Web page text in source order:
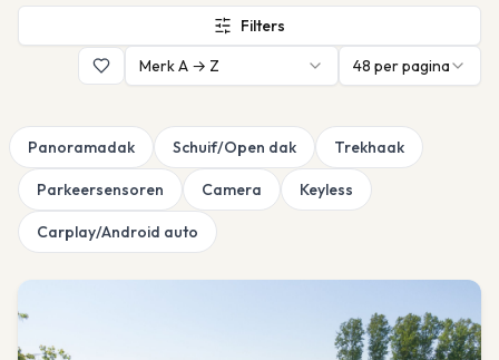
Filters
Merk A → Z
48 per pagina
Panoramadak Schuif/Open dak Trekhaak
Parkeersensoren Camera Keyless
Carplay/Android auto